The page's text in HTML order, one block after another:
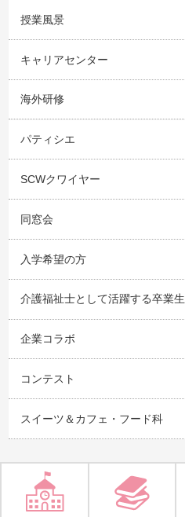
授業風景
キャリアセンター
海外研修
パティシエ
SCWクワイヤー
同窓会
入学希望の方
介護福祉士として活躍する卒業生
企業コラボ
コンテスト
スイーツ＆カフェ・フード科